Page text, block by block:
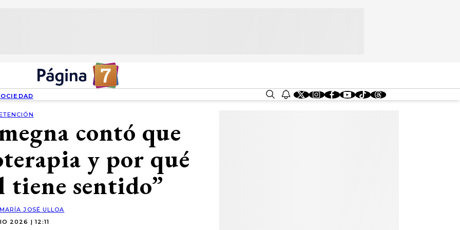
contó que
y por qué
sentido”
MARÍA JOSÉ ULLOA
2026 | 12:11